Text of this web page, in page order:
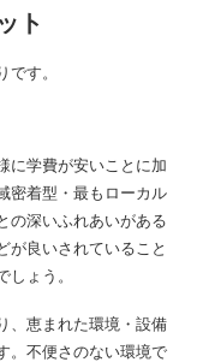
ト
す。
に学費が安いことに加
密着型・最もローカル
の深いふれあいがある
が良いされていること
ょう。
、恵まれた環境・設備
。不便さのない環境で